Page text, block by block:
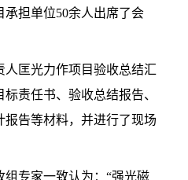
承担单位50余人出席了会
人匡光力作项目验收总结汇
责任书、验收总结报告、
告等材料，并进行了现场
组专家一致认为：“强光磁